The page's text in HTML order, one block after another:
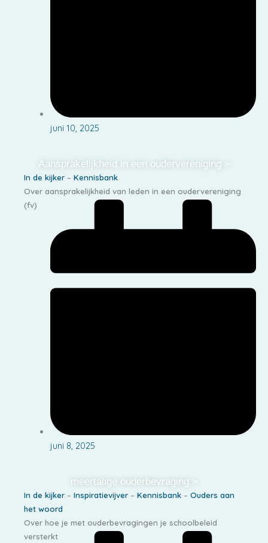
juni 10, 2025
Aansprakelijkheid in een oudervereniging >
In de kijker – Kennisbank
Over aansprakelijkheid van leden in een oudervereniging
(fv)
juni 8, 2025
meertalige ouderbevraging >
In de kijker – Inspiratievijver – Kennisbank – Ouders aan
het woord
Over hoe je met ouderbevragingen je schoolbeleid
versterkt